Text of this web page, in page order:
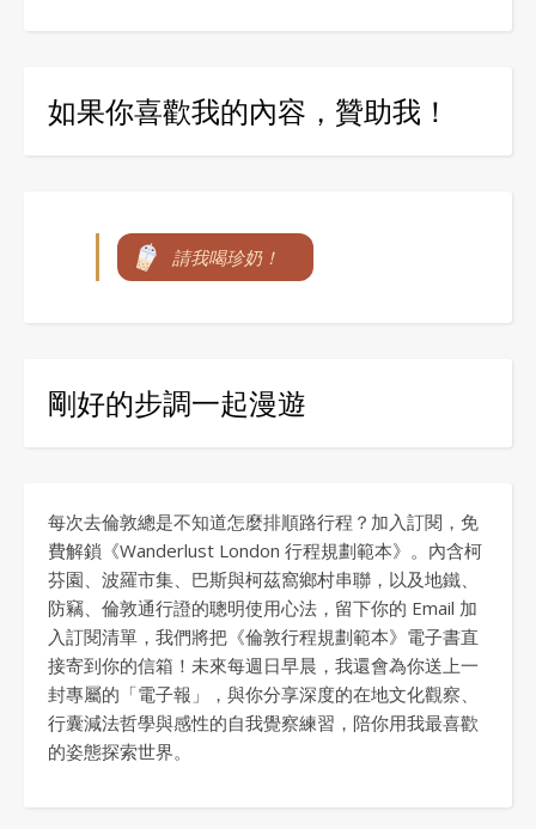
如果你喜歡我的內容，贊助我！
請我喝珍奶！
剛好的步調一起漫遊
每次去倫敦總是不知道怎麼排順路行程？加入訂閱，免
費解鎖《Wanderlust London 行程規劃範本》。內含柯
芬園、波羅市集、巴斯與柯茲窩鄉村串聯，以及地鐵、
防竊、倫敦通行證的聰明使用心法，留下你的 Email 加
入訂閱清單，我們將把《倫敦行程規劃範本》電子書直
接寄到你的信箱！未來每週日早晨，我還會為你送上一
封專屬的「電子報」，與你分享深度的在地文化觀察、
行囊減法哲學與感性的自我覺察練習，陪你用我最喜歡
的姿態探索世界。